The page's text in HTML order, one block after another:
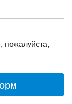
пожалуйста,